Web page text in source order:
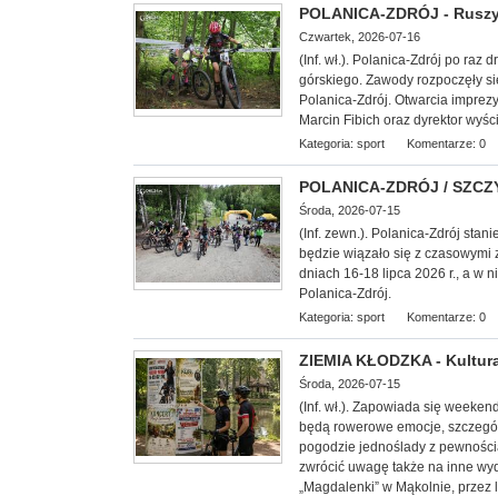
POLANICA-ZDRÓJ -
Czwartek, 2026-07-16
(Inf. wł.). Polanica-Zdrój po raz
górskiego. Zawody rozpoczęły
Polanica-Zdrój. Otwarcia
Marcin Fibich oraz dyrektor
Kategoria: sport Komentarze: 0
POLANICA-ZDRÓJ /
Środa, 2026-07-15
(Inf. zewn.). Polanica-Zdrój
będzie wiązało się z
dniach 16-18 lipca 2026 r., a w
Polanica-Zdrój.
Kategoria: sport Komentarze: 0
ZIEMIA KŁODZKA -
Środa, 2026-07-15
(Inf. wł.). Zapowiada się
będą rowerowe emocje,
pogodzie jednoślady z
zwrócić uwagę także na inne
„Magdalenki” w Mąkolnie,